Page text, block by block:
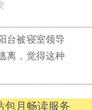
台被寝室领导
离，觉得这种
包月畅读服务